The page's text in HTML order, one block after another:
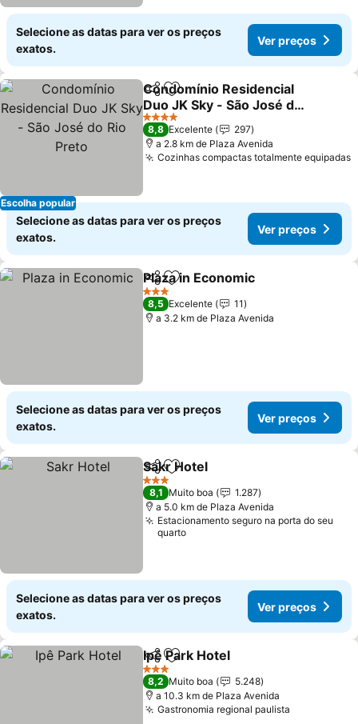
Selecione as datas para ver os preços
exatos.
Ver preços
Escolha popular
PartilharAdicionar aos favoritos
Condomínio Residencial
Duo JK Sky - São José do
Rio Preto
4 Estrelas
8,8 Excelente
297
a 2.8 km de Plaza Avenida
Cozinhas compactas totalmente equipadas
Selecione as datas para ver os preços
exatos.
Ver preços
PartilharAdicionar aos favoritos
Plaza in Economic
3 Estrelas
8,5 Excelente
11
a 3.2 km de Plaza Avenida
Selecione as datas para ver os preços
exatos.
Ver preços
PartilharAdicionar aos favoritos
Sakr Hotel
3 Estrelas
8,1 Muito boa
1.287
a 5.0 km de Plaza Avenida
Estacionamento seguro na porta do seu
quarto
Selecione as datas para ver os preços
exatos.
Ver preços
PartilharAdicionar aos favoritos
Ipê Park Hotel
3 Estrelas
8,2 Muito boa
5.248
a 10.3 km de Plaza Avenida
Gastronomia regional paulista